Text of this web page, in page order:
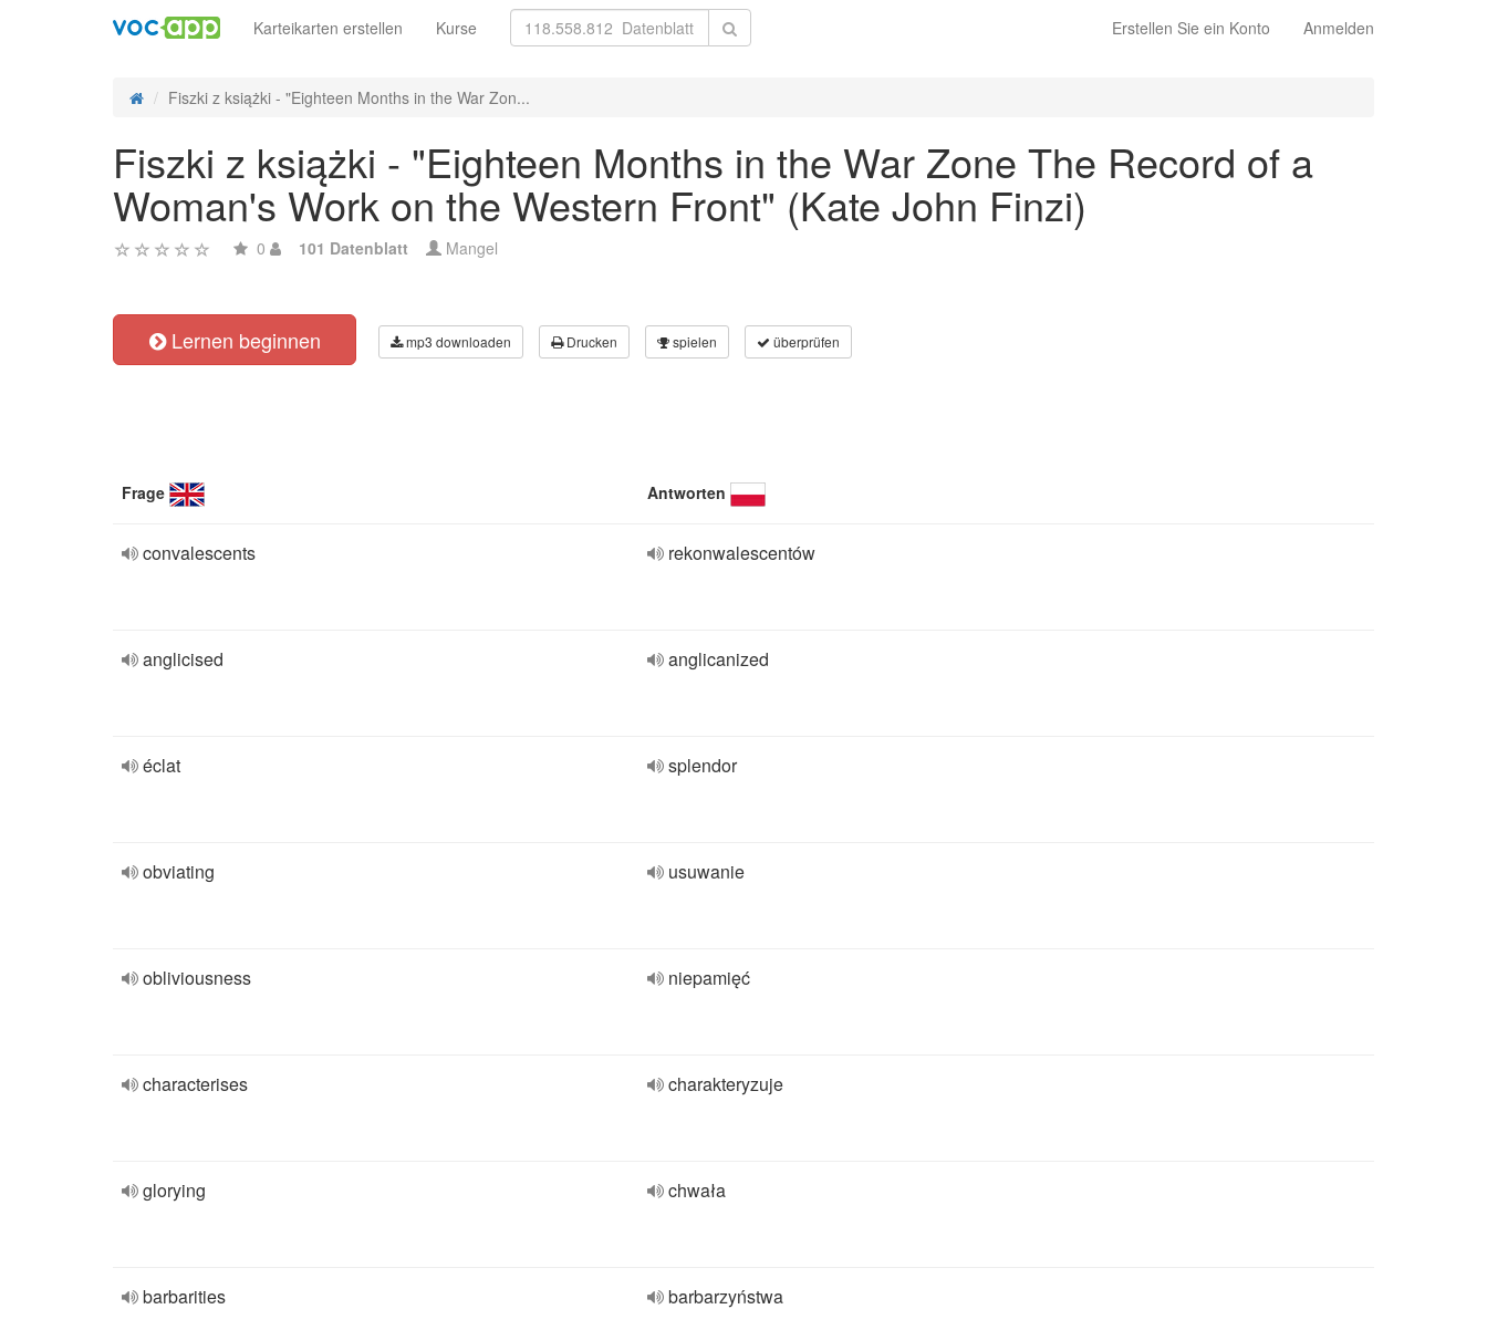
Erstellen Sie ein Konto Anmelden
Karteikarten erstellen Kurse
Fiszki z książki - "Eighteen Months in the War Zon...
Fiszki z książki - "Eighteen Months in the War Zone The Record of a
Woman's Work on the Western Front" (Kate John Finzi)
0 101 Datenblatt Mangel
Lernen beginnen mp3 downloaden Drucken spielen überprüfen
Frage Antworten
convalescents rekonwalescentów
anglicised anglicanized
éclat splendor
obviating usuwanie
obliviousness niepamięć
characterises charakteryzuje
glorying chwała
barbarities barbarzyństwa